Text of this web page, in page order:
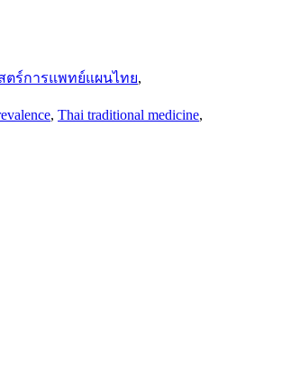
ตร์การแพทย์แผนไทย,
, Thai traditional medicine,